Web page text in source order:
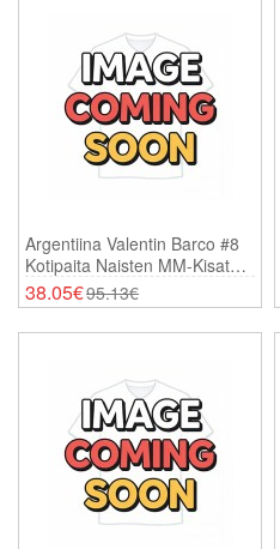
Argentiina Valentin Barco #8
Kotipaita Naisten MM-Kisat
2026 Lyhythihainen
38.05€95.13€